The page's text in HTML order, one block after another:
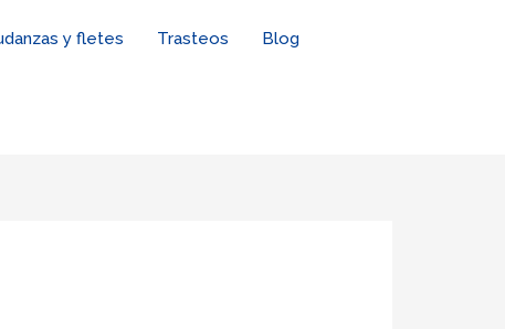
y fletes Trasteos Blog